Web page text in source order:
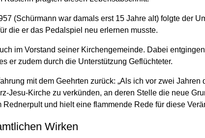
(Schürmann war damals erst 15 Jahre alt) folgte der
die er das Pedalspiel neu erlernen musste.
im Vorstand seiner Kirchengemeinde. Dabei
er zudem durch die Unterstützung Geflüchteter.
mit dem Geehrten zurück: „Als ich vor zwei
Jesu-Kirche zu verkünden, an deren Stelle die neue
und hielt eine flammende Rede für diese
Wirken